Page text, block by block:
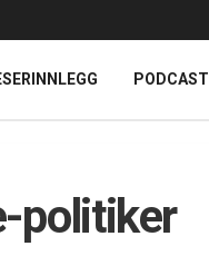
PODCAST
politiker